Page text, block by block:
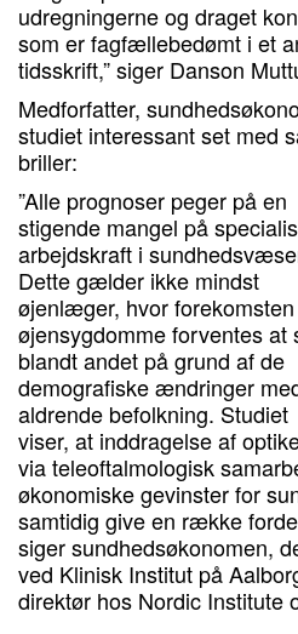
udregningerne og draget
som er fagfællebedømt i et
tidsskrift,” siger Danson
Medforfatter,
studiet interessant set med
briller:
”Alle prognoser peger på en
stigende mangel på
arbejdskraft i
Dette gælder ikke mindst
øjenlæger, hvor
øjensygdomme forventes at
blandt andet på grund af de
demografiske ændringer
aldrende befolkning. Studiet
viser, at inddragelse af
via teleoftalmologisk
økonomiske gevinster for
samtidig give en række
siger sundhedsøkonomen,
ved Klinisk Institut på
direktør hos Nordic Institute